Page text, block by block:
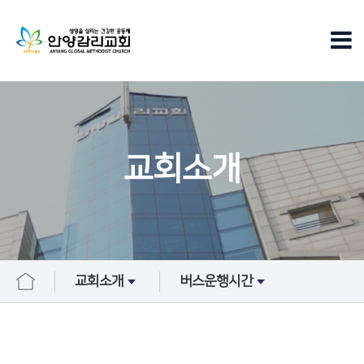
교회소개
교회소개 버스운행시간